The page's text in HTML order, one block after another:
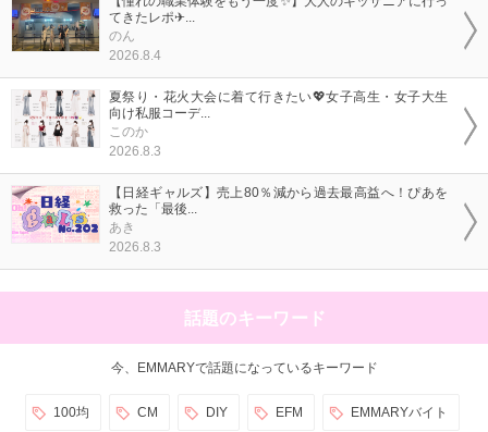
てきたレポ✈...
のん
2026.8.4
夏祭り・花火大会に着て行きたい💖女子高生・女子大生
向け私服コーデ...
このか
2026.8.3
【日経ギャルズ】売上80％減から過去最高益へ！ぴあを
救った「最後...
あき
2026.8.3
話題のキーワード
今、EMMARYで話題になっているキーワード
100均 CM DIY EFM EMMARYバイト